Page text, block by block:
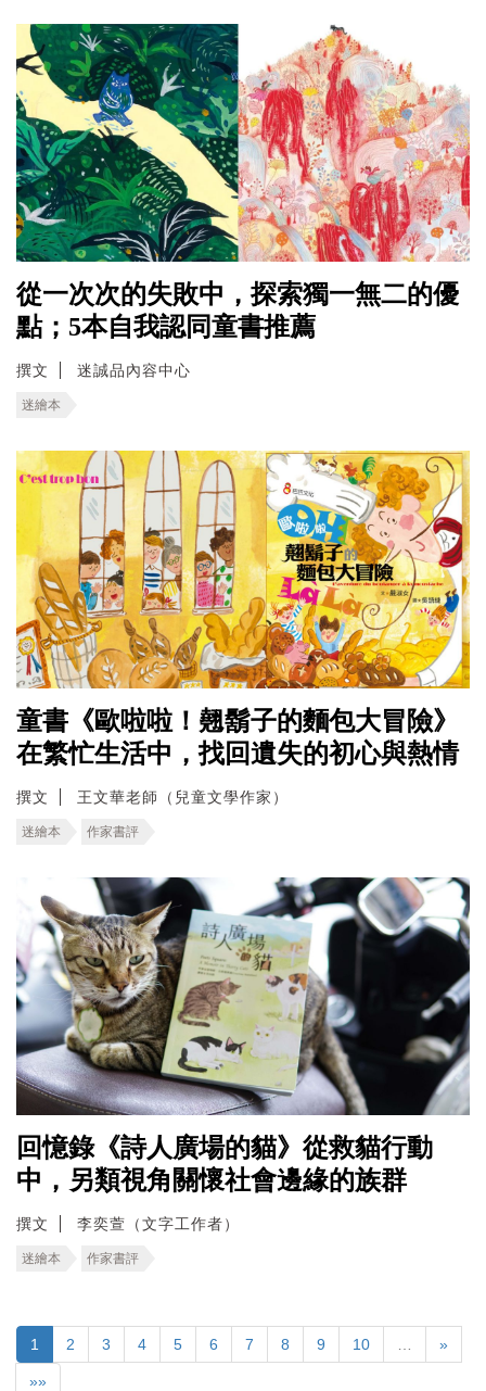
從一次次的失敗中，探索獨一無二的優
點；5本自我認同童書推薦
撰文 迷誠品內容中心
迷繪本
童書《歐啦啦！翹鬍子的麵包大冒險》
在繁忙生活中，找回遺失的初心與熱情
撰文 王文華老師（兒童文學作家）
迷繪本 作家書評
回憶錄《詩人廣場的貓》從救貓行動
中，另類視角關懷社會邊緣的族群
撰文 李奕萱（文字工作者）
迷繪本 作家書評
1 2 3 4 5 6 7 8 9 10 »
»»